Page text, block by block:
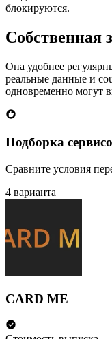
блокируются.
Собственная
Она удобнее
реальные данные и
одновременно могут
Подборка
Сравните условия
4 варианта
CARD ME